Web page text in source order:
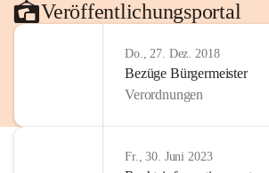
Veröffentlichungsportal
Do., 27. Dez. 2018
Bezüge Bürgermeister
Verordnungen
Fr., 30. Juni 2023